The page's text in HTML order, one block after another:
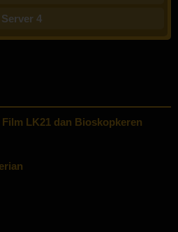
Server 4
LK21 dan Bioskopkeren